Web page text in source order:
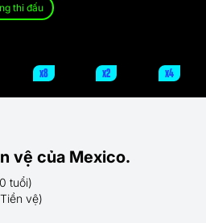
thi đấu
x8 x2 x4
vệ của Mexico.
tuổi)
vệ)